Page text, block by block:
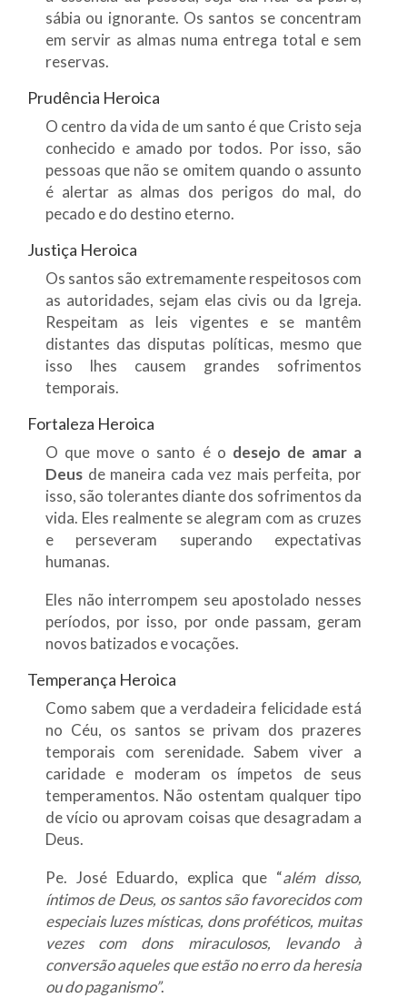
sábia ou ignorante. Os santos se concentram
em servir as almas numa entrega total e sem
reservas.
Prudência Heroica
O centro da vida de um santo é que Cristo seja
conhecido e amado por todos. Por isso, são
pessoas que não se omitem quando o assunto
é alertar as almas dos perigos do mal, do
pecado e do destino eterno.
Justiça Heroica
Os santos são extremamente respeitosos com
as autoridades, sejam elas civis ou da Igreja.
Respeitam as leis vigentes e se mantêm
distantes das disputas políticas, mesmo que
isso lhes causem grandes sofrimentos
temporais.
Fortaleza Heroica
O que move o santo é o desejo de amar a
Deus de maneira cada vez mais perfeita, por
isso, são tolerantes diante dos sofrimentos da
vida. Eles realmente se alegram com as cruzes
e perseveram superando expectativas
humanas.
Eles não interrompem seu apostolado nesses
períodos, por isso, por onde passam, geram
novos batizados e vocações.
Temperança Heroica
Como sabem que a verdadeira felicidade está
no Céu, os santos se privam dos prazeres
temporais com serenidade. Sabem viver a
caridade e moderam os ímpetos de seus
temperamentos. Não ostentam qualquer tipo
de vício ou aprovam coisas que desagradam a
Deus.
Pe. José Eduardo, explica que “além disso,
íntimos de Deus, os santos são favorecidos com
especiais luzes místicas, dons proféticos, muitas
vezes com dons miraculosos, levando à
conversão aqueles que estão no erro da heresia
ou do paganismo”.